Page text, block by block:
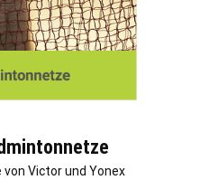
Victor und Yonex